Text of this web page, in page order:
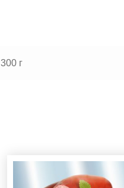
300 г